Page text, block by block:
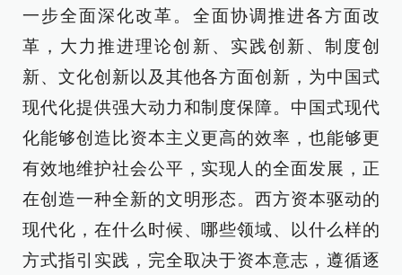
一步全面深化改革。全面协调推进各方面改
革，大力推进理论创新、实践创新、制度创
新、文化创新以及其他各方面创新，为中国式
现代化提供强大动力和制度保障。中国式现代
化能够创造比资本主义更高的效率，也能够更
有效地维护社会公平，实现人的全面发展，正
在创造一种全新的文明形态。西方资本驱动的
现代化，在什么时候、哪些领域、以什么样的
方式指引实践，完全取决于资本意志，遵循逐